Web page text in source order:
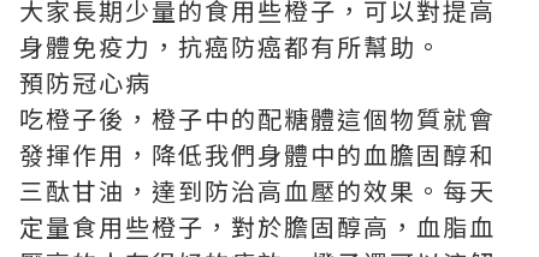
大家長期少量的食用些橙子，可以對提高
身體免疫力，抗癌防癌都有所幫助。
預防冠心病
吃橙子後，橙子中的配糖體這個物質就會
發揮作用，降低我們身體中的血膽固醇和
三酞甘油，達到防治高血壓的效果。每天
定量食用些橙子，對於膽固醇高，血脂血